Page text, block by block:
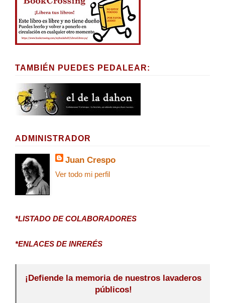
TAMBIÉN PUEDES PEDALEAR:
ADMINISTRADOR
Juan Crespo
Ver todo mi perfil
*LISTADO DE COLABORADORES
*ENLACES DE INRERÉS
¡Defiende la memoria de nuestros lavaderos
públicos!